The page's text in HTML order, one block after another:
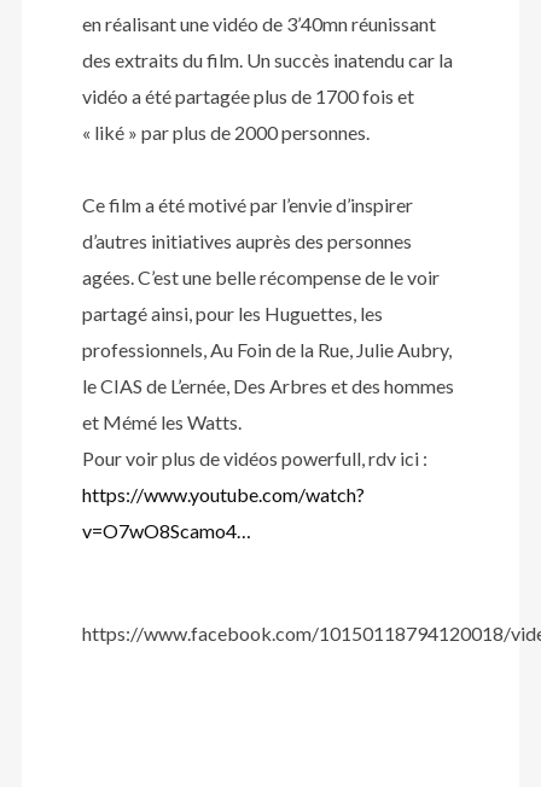
en réalisant une vidéo de 3’40mn réunissant
des extraits du film. Un succès inatendu car la
vidéo a été partagée plus de 1700 fois et
« liké » par plus de 2000 personnes.
Ce film a été motivé par l’envie d’inspirer
d’autres initiatives auprès des personnes
agées. C’est une belle récompense de le voir
partagé ainsi, pour les Huguettes, les
professionnels, Au Foin de la Rue, Julie Aubry,
le CIAS de L’ernée, Des Arbres et des hommes
et Mémé les Watts.
Pour voir plus de vidéos powerfull, rdv ici :
https://www.youtube.com/watch?
v=O7wO8Scamo4…
https://www.facebook.com/10150118794120018/